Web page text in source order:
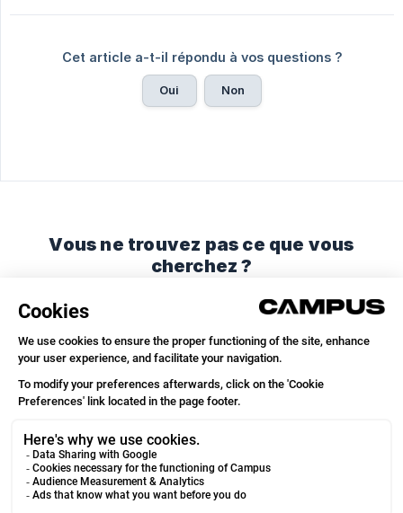
Cet article a-t-il répondu à vos questions ?
Oui Non
Vous ne trouvez pas ce que vous
cherchez ?
Discutez avec nous ou envoyez-nous un email.
Discuter avec nous Envoyer un email
© 2026
We run on Crisp Knowledge